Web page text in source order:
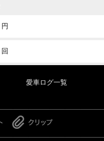
円
回
愛車ログ一覧